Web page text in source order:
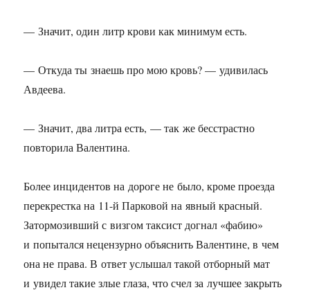
— Значит, один литр крови как минимум есть.
— Откуда ты знаешь про мою кровь? — удивилась
Авдеева.
— Значит, два литра есть, — так же бесстрастно
повторила Валентина.
Более инцидентов на дороге не было, кроме проезда
перекрестка на 11-й Парковой на явный красный.
Затормозивший с визгом таксист догнал «фабию»
и попытался нецензурно объяснить Валентине, в чем
она не права. В ответ услышал такой отборный мат
и увидел такие злые глаза, что счел за лучшее закрыть